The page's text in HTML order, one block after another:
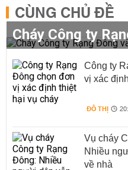
CÙNG CHỦ ĐỀ
Công ty
vị xác
ĐÔ THỊ
Vụ cháy
Nhiều
về nhà